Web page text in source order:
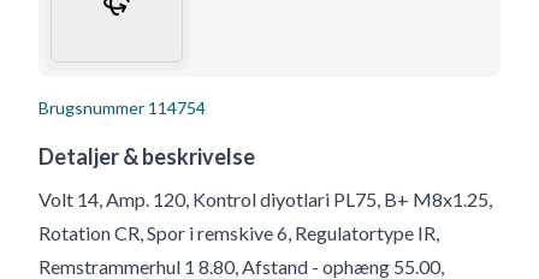
Brugsnummer 114754
Detaljer & beskrivelse
Volt 14, Amp. 120, Kontrol diyotlari PL75, B+ M8x1.25,
Rotation CR, Spor i remskive 6, Regulatortype IR,
Remstrammerhul 1 8.80, Afstand - ophæng 55.00,